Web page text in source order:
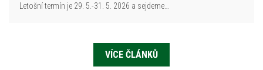
Letošní termín je 29. 5.-31. 5. 2026 a sejdeme…
VÍCE ČLÁNKŮ